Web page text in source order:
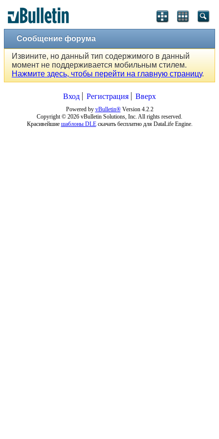
Сообщение форума
Извините, но данный тип содержимого в данный
момент не поддерживается мобильным стилем.
Нажмите здесь, чтобы перейти на главную страницу.
Вход Регистрация Вверх
Powered by vBulletin®Version 4.2.2
Copyright © 2026 vBulletin Solutions, Inc. All rights reserved.
Красивейшие шаблоны DLEскачать бесплатно для DataLife Engine.